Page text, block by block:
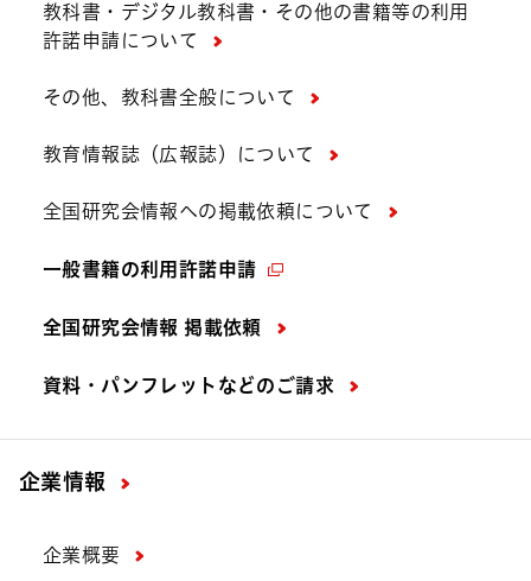
教科書・デジタル教科書・その他の書籍等の利用
許諾申請について
その他、教科書全般について
教育情報誌（広報誌）について
全国研究会情報への掲載依頼について
一般書籍の利用許諾申請
全国研究会情報 掲載依頼
資料・パンフレットなどの ご請求
企業情報
企業概要